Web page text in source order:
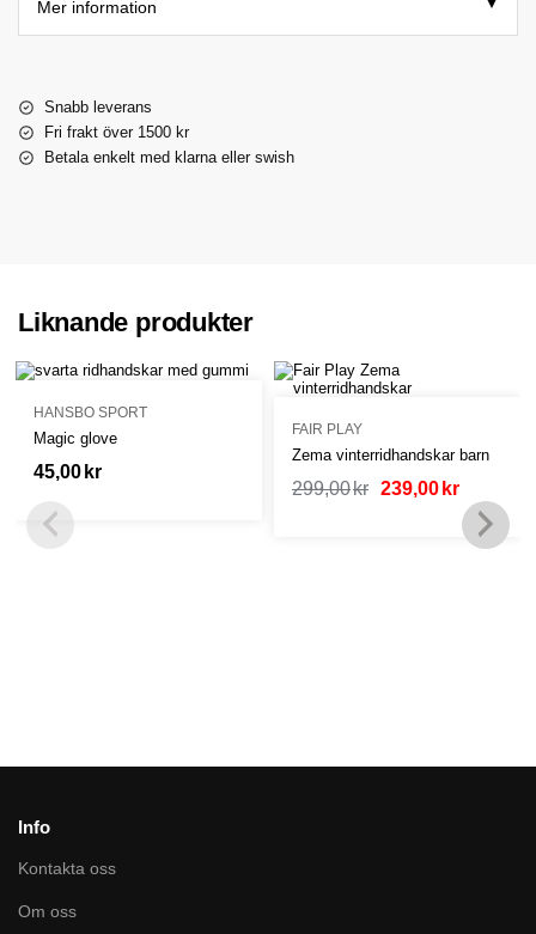
Mer information
Snabb leverans
Fri frakt över 1500 kr
Betala enkelt med klarna eller swish
Liknande produkter
HANSBO SPORT
Magic glove
45,00 kr
FAIR PLAY
Zema vinterridhandskar barn
299,00kr 239,00 kr
Info
Kontakta oss
Om oss